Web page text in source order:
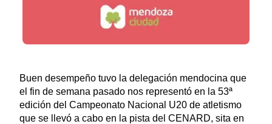
Buen desempeño tuvo la delegación mendocina que
el fin de semana pasado nos representó en la 53ª
edición del Campeonato Nacional U20 de atletismo
que se llevó a cabo en la pista del CENARD, sita en